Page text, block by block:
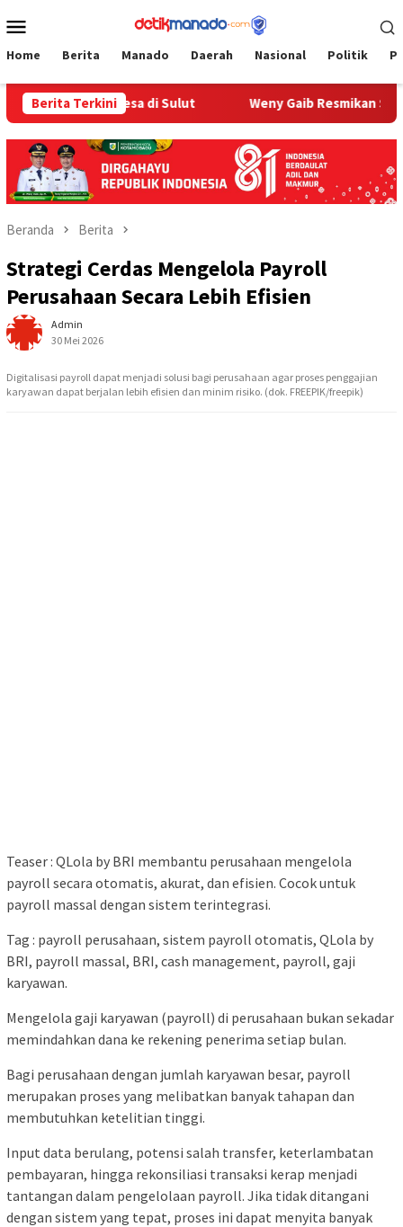
ke
Mobile
Home Berita Manado Daerah Nasional Politik
Berita Terkini
Desa di Sulut Weny Gaib Resmikan Sipatuo Jr
Beranda Berita
Strategi Cerdas Mengelola Payroll
Perusahaan Secara Lebih Efisien
Admin
30 Mei 2026
Digitalisasi payroll dapat menjadi solusi bagi perusahaan agar proses penggajian
karyawan dapat berjalan lebih efisien dan minim risiko. (dok. FREEPIK/freepik)
Teaser : QLola by BRI membantu perusahaan mengelola
payroll secara otomatis, akurat, dan efisien. Cocok untuk
payroll massal dengan sistem terintegrasi.
Tag : payroll perusahaan, sistem payroll otomatis, QLola by
BRI, payroll massal, BRI, cash management, payroll, gaji
karyawan.
Mengelola gaji karyawan (payroll) di perusahaan bukan sekadar
memindahkan dana ke rekening penerima setiap bulan.
Bagi perusahaan dengan jumlah karyawan besar, payroll
merupakan proses yang melibatkan banyak tahapan dan
membutuhkan ketelitian tinggi.
Input data berulang, potensi salah transfer, keterlambatan
pembayaran, hingga rekonsiliasi transaksi kerap menjadi
tantangan dalam pengelolaan payroll. Jika tidak ditangani
dengan sistem yang tepat, proses ini dapat menyita banyak